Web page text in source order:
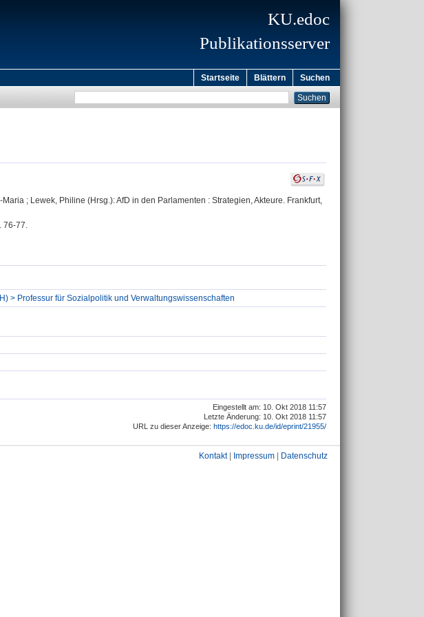
KU.edoc
Publikationsserver
Startseite Blättern Suchen
; Lewek, Philine (Hrsg.): AfD in den Parlamenten : Strategien, Akteure. Frankfurt,
76-77.
> Professur für Sozialpolitik und Verwaltungswissenschaften
Eingestellt am: 10. Okt 2018 11:57
Letzte Änderung: 10. Okt 2018 11:57
URL zu dieser Anzeige: https://edoc.ku.de/id/eprint/21955/
Kontakt| Impressum Datenschutz